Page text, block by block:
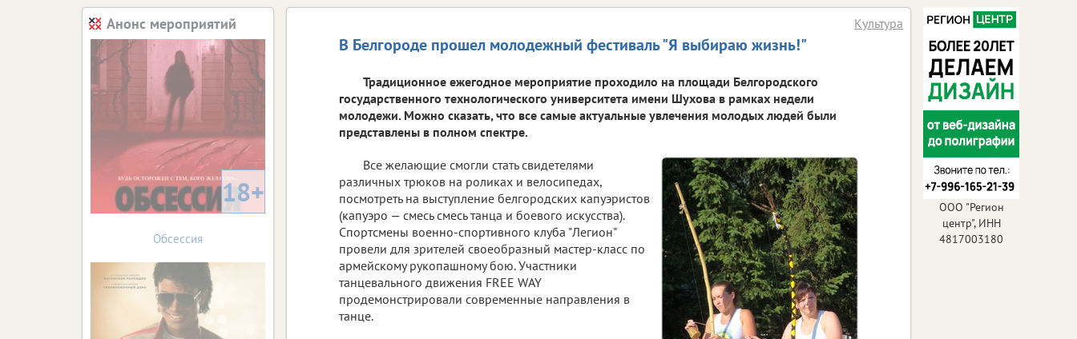
В Белгороде прошел молодежный фестиваль "Я выбираю жизнь!"
Культура
Традиционное ежегодное мероприятие проходило на площади Белгородского
государственного технологического университета имени Шухова в рамках недели
молодежи. Можно сказать, что все самые актуальные увлечения молодых людей были
представлены в полном спектре.
Все желающие смогли стать свидетелями
различных трюков на роликах и велосипедах,
посмотреть на выступление белгородских капуэристов
(капуэро — смесь смесь танца и боевого искусства).
Спортсмены военно-спортивного клуба "Легион"
провели для зрителей своеобразный мастер-класс по
армейскому рукопашному бою. Участники
танцевального движения FREE WAY
продемонстрировали современные направления в
танце.
Анонс мероприятий
18+
Обсессия
ООО "Регион
центр", ИНН
4817003180